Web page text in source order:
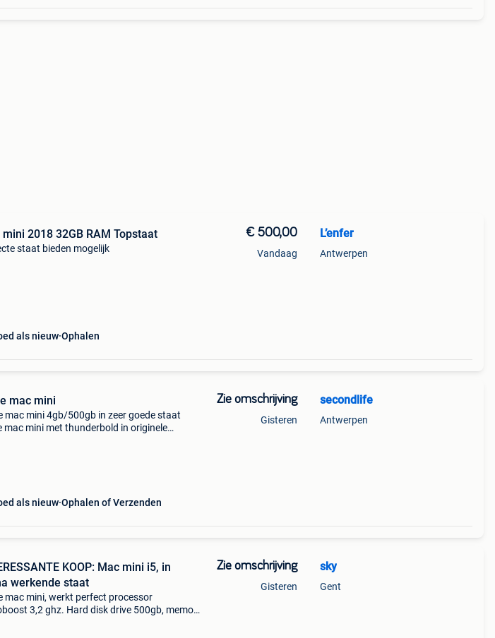
mini 2018 32GB RAM Topstaat
staat bieden mogelijk
als nieuw Ophalen
€ 500,00
Vandaag
L’enfer
Antwerpen
mac mini
mac mini 4gb/500gb in zeer goede staat
mac mini met thunderbold in originele
als nieuw Ophalen of Verzenden
Zie omschrijving
Gisteren
secondlife
Antwerpen
KOOP: Mac mini i5, in
werkende staat
mac mini, werkt perfect processor
3,2 ghz. Hard disk drive 500gb, memory
Zie omschrijving
Gisteren
sky
Gent